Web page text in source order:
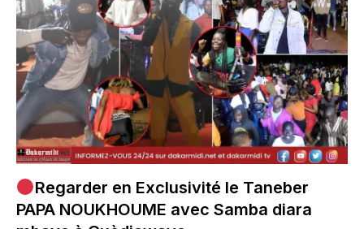
Regarder en Exclusivité le Taneber
PAPA NOUKHOUME avec Samba diara